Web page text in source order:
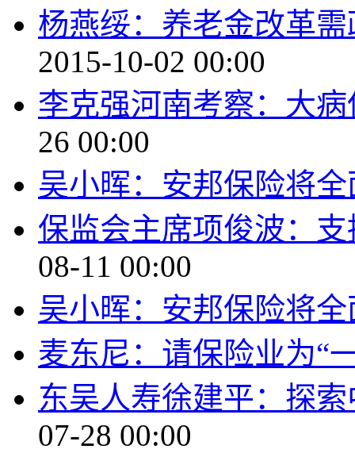
杨燕绥：养老金改革
2015-10-02 00:00
李克强河南考察：大
26 00:00
吴小晖：安邦保险将
保监会主席项俊波：
08-11 00:00
吴小晖：安邦保险将
麦东尼：请保险业为“
东吴人寿徐建平：探
07-28 00:00